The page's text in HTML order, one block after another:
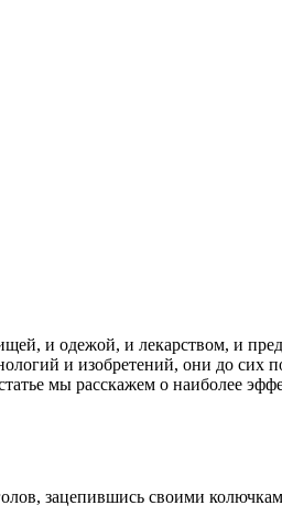
и одежой, и лекарством, и
и изобретений, они до
мы расскажем о наиболее
зацепившись своими